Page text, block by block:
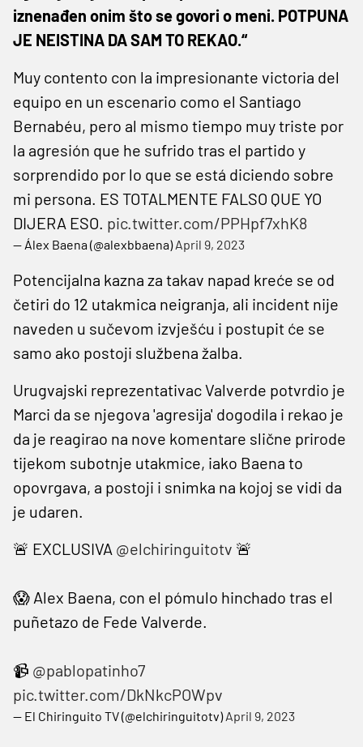
iznenađen onim što se govori o meni. POTPUNA
JE NEISTINA DA SAM TO REKAO.“
Muy contento con la impresionante victoria del
equipo en un escenario como el Santiago
Bernabéu, pero al mismo tiempo muy triste por
la agresión que he sufrido tras el partido y
sorprendido por lo que se está diciendo sobre
mi persona. ES TOTALMENTE FALSO QUE YO
DIJERA ESO. pic.twitter.com/PPHpf7xhK8
— Álex Baena (@alexbbaena)April 9, 2023
Potencijalna kazna za takav napad kreće se od
četiri do 12 utakmica neigranja, ali incident nije
naveden u sučevom izvješću i postupit će se
samo ako postoji službena žalba.
Urugvajski reprezentativac Valverde potvrdio je
Marci da se njegova 'agresija' dogodila i rekao je
da je reagirao na nove komentare slične prirode
tijekom subotnje utakmice, iako Baena to
opovrgava, a postoji i snimka na kojoj se vidi da
je udaren.
🚨 EXCLUSIVA @elchiringuitotv 🚨
😱 Alex Baena, con el pómulo hinchado tras el
puñetazo de Fede Valverde.
📹 @pablopatinho7
pic.twitter.com/DkNkcPOWpv
— El Chiringuito TV (@elchiringuitotv)April 9, 2023